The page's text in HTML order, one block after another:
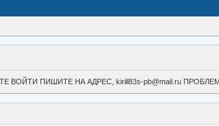
ВОЙТИ ПИШИТЕ НА АДРЕС, kirill83s-pb@mail.ru